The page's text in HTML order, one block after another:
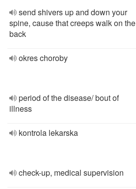
send shivers up and down your
spine, cause that creeps walk on the
back
okres choroby
period of the disease/ bout of
illness
kontrola lekarska
check-up, medical supervision